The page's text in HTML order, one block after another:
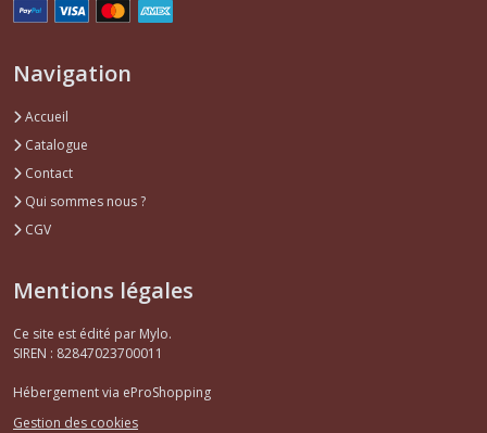
Navigation
Accueil
Catalogue
Contact
Qui sommes nous ?
CGV
Mentions légales
Ce site est édité par Mylo.
SIREN : 82847023700011
Hébergement via eProShopping
Gestion des cookies